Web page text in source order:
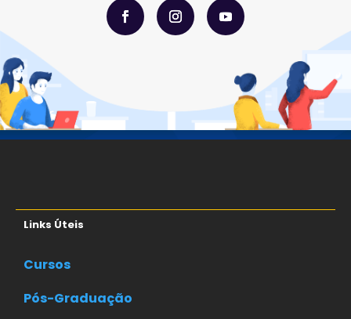
Links Úteis
Cursos
Pós-Graduação